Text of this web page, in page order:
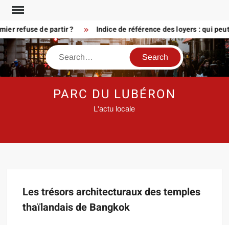
Skip
contentrefuse de partir ? Indice de référence des loyers : qui
Search
PARC DU LUBÉRON
L'actu locale
Les trésors architecturaux des temples
thaïlandais de Bangkok